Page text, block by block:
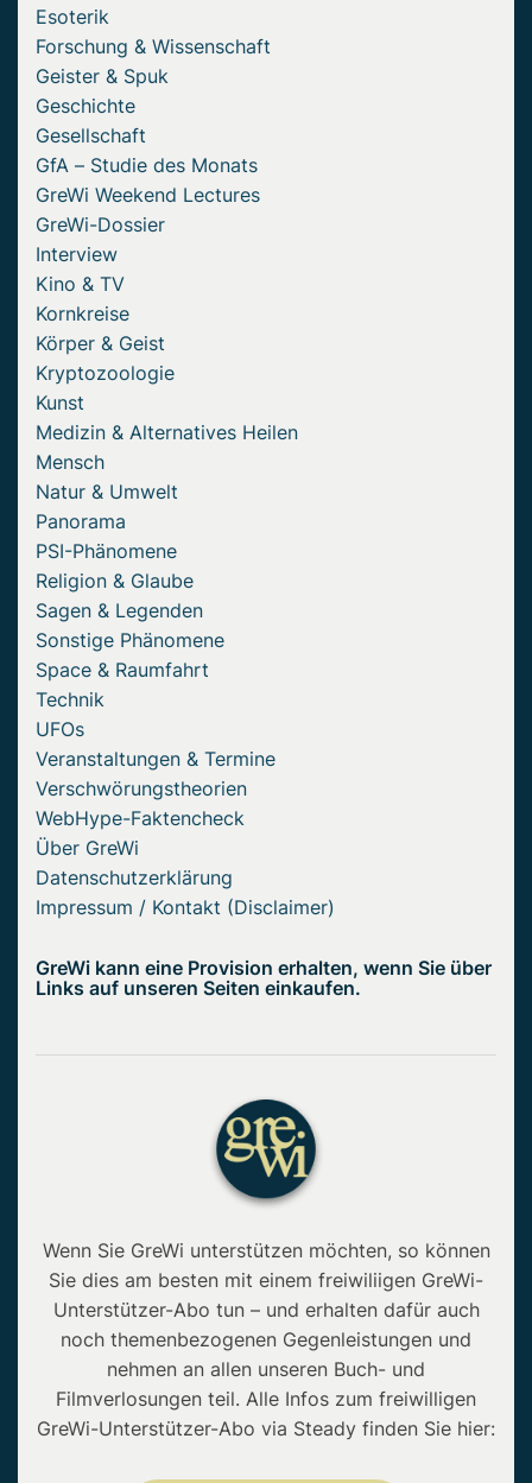
Esoterik
Forschung & Wissenschaft
Geister & Spuk
Geschichte
Gesellschaft
GfA – Studie des Monats
GreWi Weekend Lectures
GreWi-Dossier
Interview
Kino & TV
Kornkreise
Körper & Geist
Kryptozoologie
Kunst
Medizin & Alternatives Heilen
Mensch
Natur & Umwelt
Panorama
PSI-Phänomene
Religion & Glaube
Sagen & Legenden
Sonstige Phänomene
Space & Raumfahrt
Technik
UFOs
Veranstaltungen & Termine
Verschwörungstheorien
WebHype-Faktencheck
Über GreWi
Datenschutzerklärung
Impressum / Kontakt (Disclaimer)
GreWi kann eine Provision erhalten, wenn Sie über
Links auf unseren Seiten einkaufen.
Wenn Sie GreWi unterstützen möchten, so können
Sie dies am besten mit einem freiwiliigen GreWi-
Unterstützer-Abo tun – und erhalten dafür auch
noch themenbezogenen Gegenleistungen und
nehmen an allen unseren Buch- und
Filmverlosungen teil. Alle Infos zum freiwilligen
GreWi-Unterstützer-Abo via Steady finden Sie hier: